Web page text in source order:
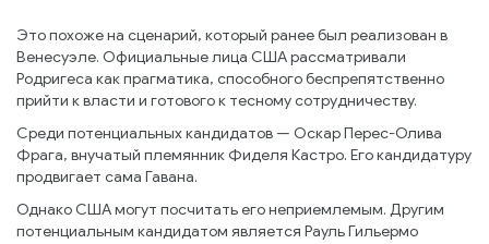
Это похоже на сценарий, который ранее был реализован в
Венесуэле. Официальные лица США рассматривали
Родригеса как прагматика, способного беспрепятственно
прийти к власти и готового к тесному сотрудничеству.
Среди потенциальных кандидатов — Оскар Перес-Олива
Фрага, внучатый племянник Фиделя Кастро. Его кандидатуру
продвигает сама Гавана.
Однако США могут посчитать его неприемлемым. Другим
потенциальным кандидатом является Рауль Гильермо